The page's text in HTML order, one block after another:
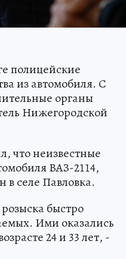
полицейские
из автомобиля. С
органы
Нижегородской
что неизвестные
ВАЗ-2114,
в селе Павловка.
быстро
Ими оказались
24 и 33 лет, -